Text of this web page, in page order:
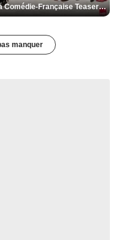
De la Comédie-Française Teaser VF
manquer